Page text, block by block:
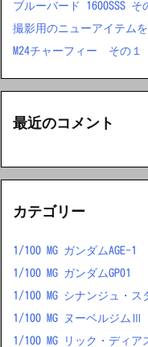
ブルーバード 1600SSS そ
撮影用のニューアイテム
M24チャーフィー その１
最近のコメント
カテゴリー
1/100 MG ガンダムAGE-1
1/100 MG ガンダムGP01
1/100 MG シナンジュ・ス
1/100 MG ヌーベルジムⅢ
1/100 MG リック・ディア